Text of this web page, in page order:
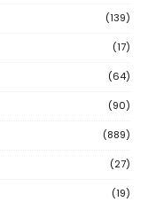
(139)
(17)
(64)
(90)
(889)
(27)
(19)